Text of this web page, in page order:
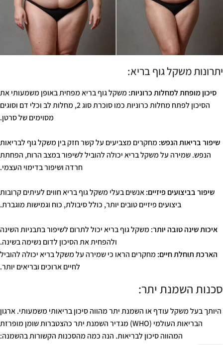
יתרונות משקל גוף בריא:
סיכון מופחת למחלות כרוניות: משקל גוף בריא מפחית באופן משמעותי את
הסיכון לפתח מחלות כרוניות כמו סוכרת סוג 2, מחלות לב וכלי דם וסוגים
מסוימים של סרטן.
שיפור בריאות הנפש: מחקרים מצביעים על קשר חזק בין משקל גוף לבריאות
הנפש. שמירה על משקל בריא יכולה להוביל לשיפור במצב הרוח, הפחתת
חרדה ושיפור בדימוי העצמי.
שיפור בביצועים פיזיים:אנשים בעלי משקל גוף בריא חווים לעיתים קרובות
ביצועים פיזיים טובים יותר, כולל סיבולת, כוח וגמישות מוגברת.
איכות שינה טובה יותר: משקל גוף בריא יכול לתרום לשיפור בתבניות השינה
ולהפחית את הסיכון לדום נשימה בשינה.
הארכת תוחלת חיים: מחקרים הראו כי שמירה על משקל בריא יכולה להוביל
לחיים ארוכים ובריאים יותר.
סכנות השמנת יתר:
היותך בעל משקל עודף או השמנת יתר מהווה סיכון בריאותי משמעותי. ארגון
הבריאות העולמי (WHO) מגדיר השמנת יתר כהצטברות שומן מופרזת
המהווה סיכון לבריאות. הנה כמה מהסכנות הקשורות בהשמנה: